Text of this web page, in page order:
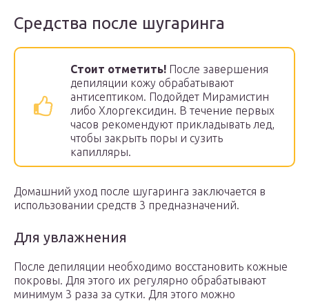
Средства после шугаринга
Стоит отметить! После завершения
депиляции кожу обрабатывают
антисептиком. Подойдет Мирамистин
либо Хлоргексидин. В течение первых
часов рекомендуют прикладывать лед,
чтобы закрыть поры и сузить
капилляры.
Домашний уход после шугаринга заключается в
использовании средств 3 предназначений.
Для увлажнения
После депиляции необходимо восстановить кожные
покровы. Для этого их регулярно обрабатывают
минимум 3 раза за сутки. Для этого можно